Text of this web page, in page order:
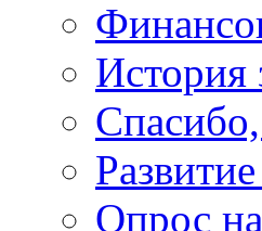
История
Опрос